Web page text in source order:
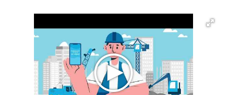
Сравнения
Отзывы